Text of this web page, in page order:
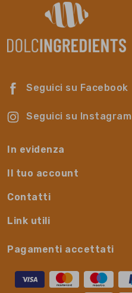
Seguici su Facebook
Seguici su Instagram
In evidenza
Il tuo account
Contatti
Link utili
Pagamenti accettati